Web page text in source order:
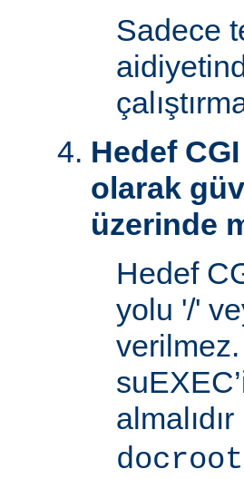
Sadece
Hedef
olarak
üzerinde
Hedef
yolu '/'